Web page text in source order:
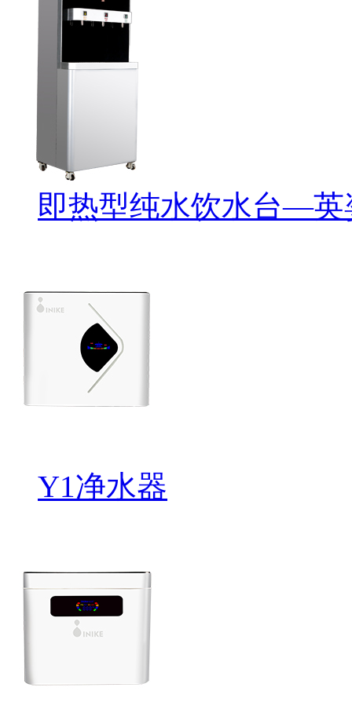
即热型纯水饮水台—英
Y1净水器